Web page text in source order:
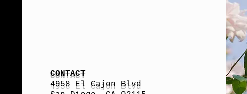
CONTACT
4958 El Cajon Blvd